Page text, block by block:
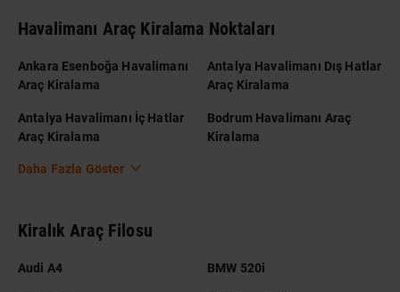
Havalimanı Araç Kiralama Noktaları
Ankara Esenboğa Havalimanı
Araç Kiralama
Antalya Havalimanı Dış Hatlar
Araç Kiralama
Antalya Havalimanı İç Hatlar
Araç Kiralama
Bodrum Havalimanı Araç
Kiralama
Daha Fazla Göster
Kiralık Araç Filosu
Audi A4 BMW 520i